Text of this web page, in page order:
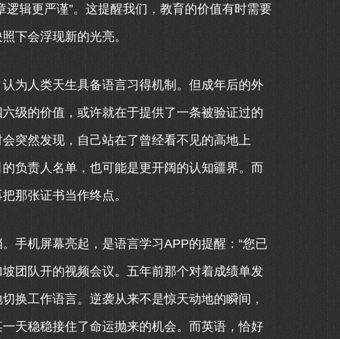
辑更严谨”。这提醒我们，教育的价值有时需要
下会浮现新的光亮。
为人类天生具备语言习得机制。但成年后的外
级的价值，或许就在于提供了一条被验证过的
突然发现，自己站在了曾经看不见的高地上
负责人名单，也可能是更开阔的认知疆界。而
那张证书当作终点。
手机屏幕亮起，是语言学习APP的提醒：“您已
团队开的视频会议。五年前那个对着成绩单发
换工作语言。逆袭从来不是惊天动地的瞬间，
天稳稳接住了命运抛来的机会。而英语，恰好